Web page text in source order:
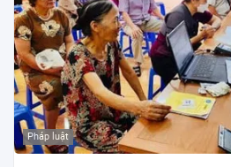
Pháp luật